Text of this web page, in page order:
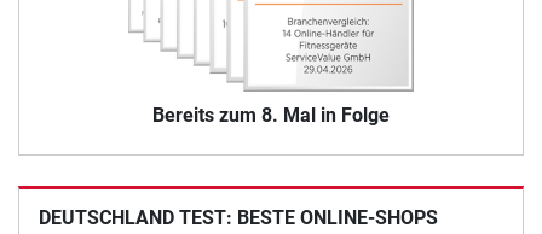
Bereits zum 8. Mal in Folge
DEUTSCHLAND TEST: BESTE ONLINE-SHOPS